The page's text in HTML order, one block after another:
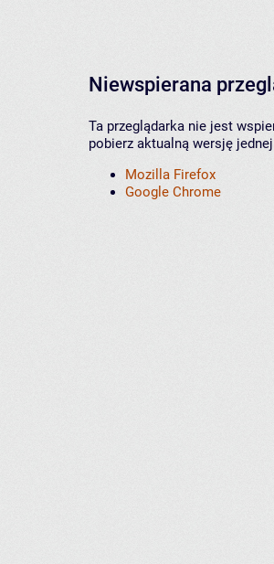
Niewspierana
Ta przeglądarka nie jest
pobierz aktualną wersję
Mozilla Firefox
Google Chrome